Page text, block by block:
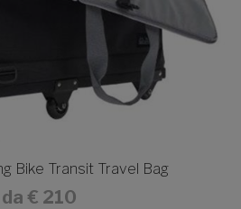
Bike Transit Travel Bag
da € 210